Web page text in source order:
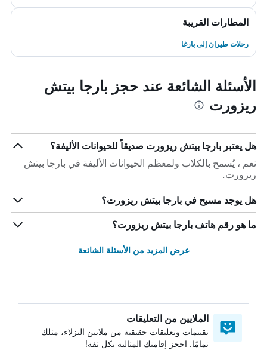
المطارات القريبة
رحلات طيران إلى بارغا
الأسئلة الشائعة عند حجز بارجا بيتش
ريزورت
هل يعتبر بارجا بيتش ريزورت صديقاً للحيوانات الأليفة؟
نعم ، يُسمح بالكلاب ولمعظم الحيوانات الأليفة في بارجا بيتش
ريزورت.
هل يوجد مسبح في بارجا بيتش ريزورت؟
ما هو رقم هاتف بارجا بيتش ريزورت؟
عرض المزيد من الأسئلة الشائعة
الملايين من التعليقات
تقييمات وتعليقات حقيقية من ملايين النزلاء، مثلك
تمامًا. احجز إقامتك المثالية بكل ثقة!